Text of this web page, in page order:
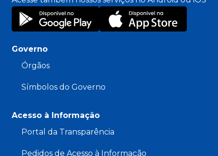
Governo
Órgãos
Símbolos do Governo
Acesso à Informação
Portal da Transparência
Pedidos de Acesso à Informação